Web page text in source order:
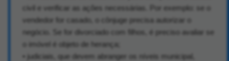
civil e verificar as ações necessárias. Por exemplo: se o
vendedor for casado, o cônjuge precisa autorizar o
negócio. Se for divorciado com filhos, é preciso avaliar se
o imóvel é objeto de herança;
• judiciais, que devem abranger os níveis municipal,